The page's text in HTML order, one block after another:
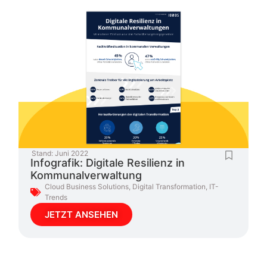
Stand: Juni 2022
Infografik: Digitale Resilienz in
Kommunalverwaltung
Cloud Business Solutions, Digital Transformation, IT-
Trends
JETZT ANSEHEN